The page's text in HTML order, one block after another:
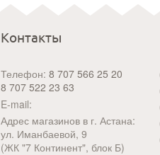
Контакты
Телефон: 8 707 566 25 20
8 707 522 23 63
E-mail:
Адрес магазинов в г. Астана:
ул. Иманбаевой, 9
(ЖК "7 Континент", блок Б)